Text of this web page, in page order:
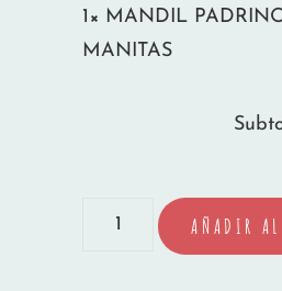
1× MANDIL
MANITAS
MANDIL
PADRINO
AÑADIR